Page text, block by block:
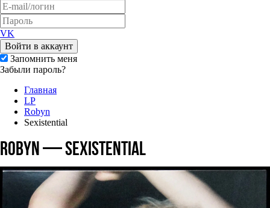
VK
Войти в аккаунт
Запомнить меня
Забыли пароль?
Главная
LP
Robyn
Sexistential
Robyn — Sexistential